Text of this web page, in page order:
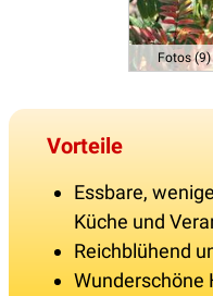
Fotos (9)
Vorteile
Essbare,
Küche und
Reichblühend
Wunderschöne